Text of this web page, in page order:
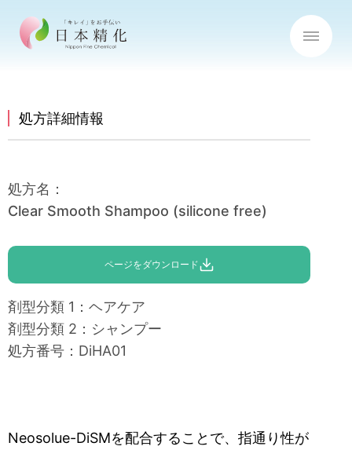
処方詳細情報
処方名 ：
Clear Smooth Shampoo (silicone free)
ページをダウンロード
剤型分類 1： ヘアケア
剤型分類 2： シャンプー
処方番号 ： DiHA01
Neosolue-DiSMを配合することで、指通り性が